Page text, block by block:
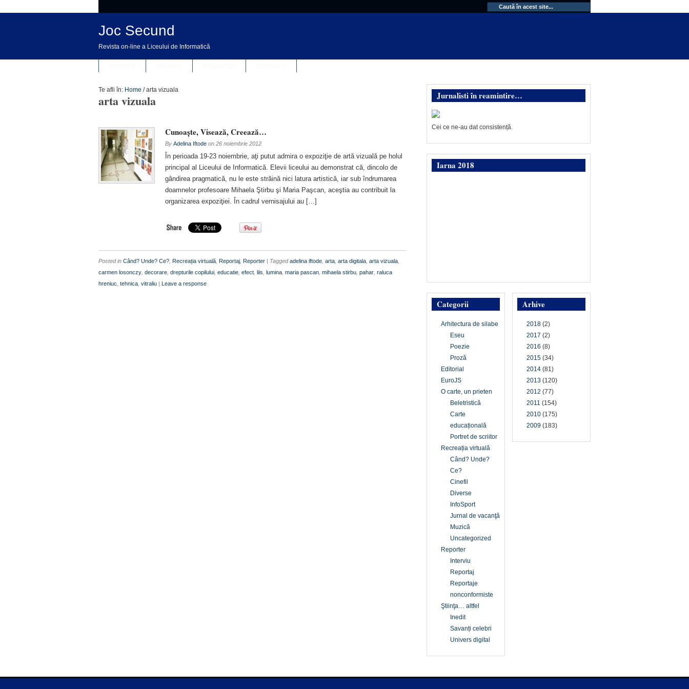
Joc Secund
Revista on-line a Liceului de Informatică
Te afli în: Home / arta vizuala
arta vizuala
Cunoaşte, Visează, Creează…
By Adelina Iftode on 26 noiembrie 2012
În perioada 19-23 noiembrie, aţi putut admira o expoziţie de artă vizuală pe holul
principal al Liceului de Informatică. Elevii liceului au demonstrat că, dincolo de
gândirea pragmatică, nu le este străină nici latura artistică, iar sub îndrumarea
doamnelor profesoare Mihaela Ştirbu şi Maria Paşcan, aceştia au contribuit la
organizarea expoziţiei. În cadrul vernisajului au […]
Posted in Când? Unde? Ce? Recreația virtuală Reportaj Reporter | Taggedadelina iftode arta arta digitala arta vizuala
carmen losonczy decorare drepturile copilului educatie efect liis lumina maria pascan mihaela stirbu pahar raluca
hreniuc tehnica vitraliu | Leave a response
Jurnalisti în reamintire…
Cei ce ne-au dat consistență.
Iarna 2018
Arhive
2018 (2)
2017 (2)
2016 (8)
2015 (34)
2014 (81)
2013 (120)
2012 (77)
2011 (154)
2010 (175)
2009 (183)
Categorii
Arhitectura de silabe
Eseu
Poezie
Proză
Editorial
EuroJS
O carte, un prieten
Beletristică
Carte
educațională
Portret de scriitor
Recreația virtuală
Când? Unde?
Ce?
Cinefil
Diverse
InfoSport
Jurnal de vacanţă
Muzică
Uncategorized
Reporter
Interviu
Reportaj
Reportaje
nonconformiste
Ştiinţa… altfel
Inedit
Savanți celebri
Univers digital